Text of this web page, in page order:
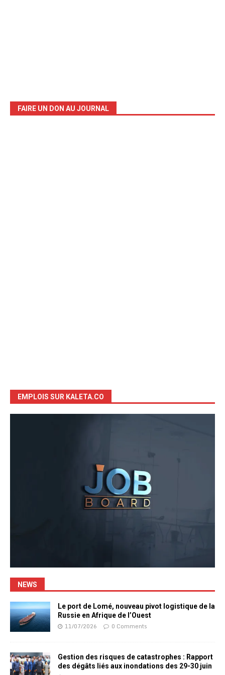
FAIRE UN DON AU JOURNAL
EMPLOIS SUR KALETA.CO
NEWS
Le port de Lomé, nouveau pivot logistique de la
Russie en Afrique de l’Ouest
11/07/2026 0 Comments
Gestion des risques de catastrophes : Rapport
des dégâts liés aux inondations des 29-30 juin